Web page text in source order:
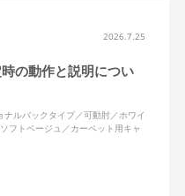
2026.7.25
の動作と説明につい
ルバックタイプ／可動肘／ホワイ
フトベージュ／カーペット用キャ